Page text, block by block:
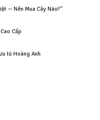
— Nên Mua Cây Nào?"
Cấp
tú Hoàng Anh